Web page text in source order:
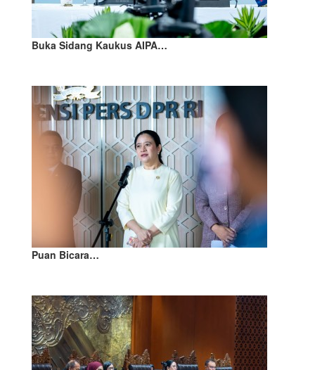
Buka Sidang Kaukus AIPA…
Puan Bicara…